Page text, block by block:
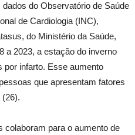
do Observatório de Saúde
de Cardiologia (INC),
do Ministério da Saúde,
a 2023, a estação do inverno
por infarto. Esse aumento
que apresentam fatores
colaboram para o aumento de